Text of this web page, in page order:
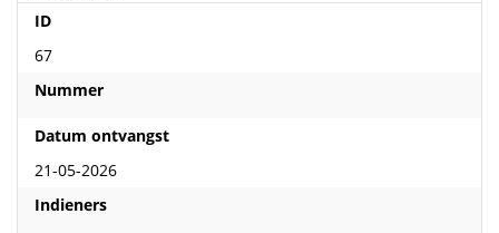
ID
67
Nummer
Datum ontvangst
21-05-2026
Indieners